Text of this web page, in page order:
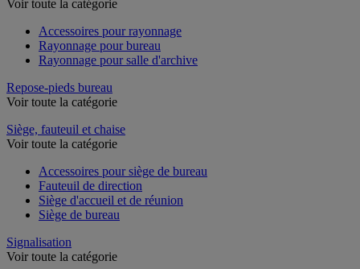
Voir toute la catégorie
Accessoires pour rayonnage
Rayonnage pour bureau
Rayonnage pour salle d'archive
Repose-pieds bureau
Voir toute la catégorie
Siège, fauteuil et chaise
Voir toute la catégorie
Accessoires pour siège de bureau
Fauteuil de direction
Siège d'accueil et de réunion
Siège de bureau
Signalisation
Voir toute la catégorie